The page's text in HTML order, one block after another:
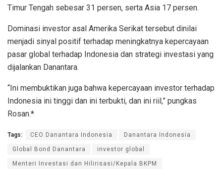
Timur Tengah sebesar 31 persen, serta Asia 17 persen.
Dominasi investor asal Amerika Serikat tersebut dinilai
menjadi sinyal positif terhadap meningkatnya kepercayaan
pasar global terhadap Indonesia dan strategi investasi yang
dijalankan Danantara.
“Ini membuktikan juga bahwa kepercayaan investor terhadap
Indonesia ini tinggi dan ini terbukti, dan ini riil,” pungkas
Rosan.*
Tags: CEO Danantara Indonesia Danantara Indonesia
Global Bond Danantara investor global
Menteri Investasi dan Hilirisasi/Kepala BKPM